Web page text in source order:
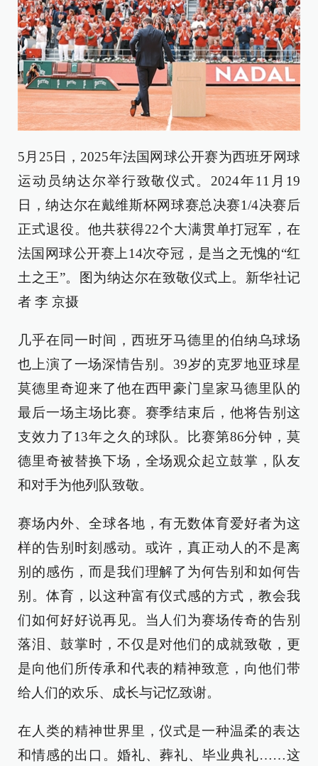
5月25日，2025年法国网球公开赛为西班牙网球
运动员纳达尔举行致敬仪式。2024年11月19
日，纳达尔在戴维斯杯网球赛总决赛1/4决赛后
正式退役。他共获得22个大满贯单打冠军，在
法国网球公开赛上14次夺冠，是当之无愧的“红
土之王”。图为纳达尔在致敬仪式上。新华社记
者 李 京摄
几乎在同一时间，西班牙马德里的伯纳乌球场
也上演了一场深情告别。39岁的克罗地亚球星
莫德里奇迎来了他在西甲豪门皇家马德里队的
最后一场主场比赛。赛季结束后，他将告别这
支效力了13年之久的球队。比赛第86分钟，莫
德里奇被替换下场，全场观众起立鼓掌，队友
和对手为他列队致敬。
赛场内外、全球各地，有无数体育爱好者为这
样的告别时刻感动。或许，真正动人的不是离
别的感伤，而是我们理解了为何告别和如何告
别。体育，以这种富有仪式感的方式，教会我
们如何好好说再见。当人们为赛场传奇的告别
落泪、鼓掌时，不仅是对他们的成就致敬，更
是向他们所传承和代表的精神致意，向他们带
给人们的欢乐、成长与记忆致谢。
在人类的精神世界里，仪式是一种温柔的表达
和情感的出口。婚礼、葬礼、毕业典礼……这